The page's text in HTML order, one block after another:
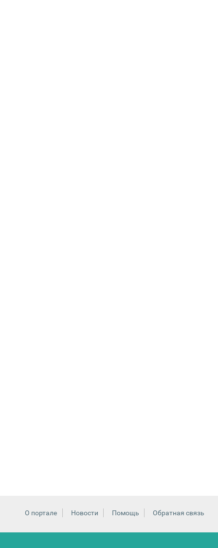
О портале Новости Помощь Обратная связь